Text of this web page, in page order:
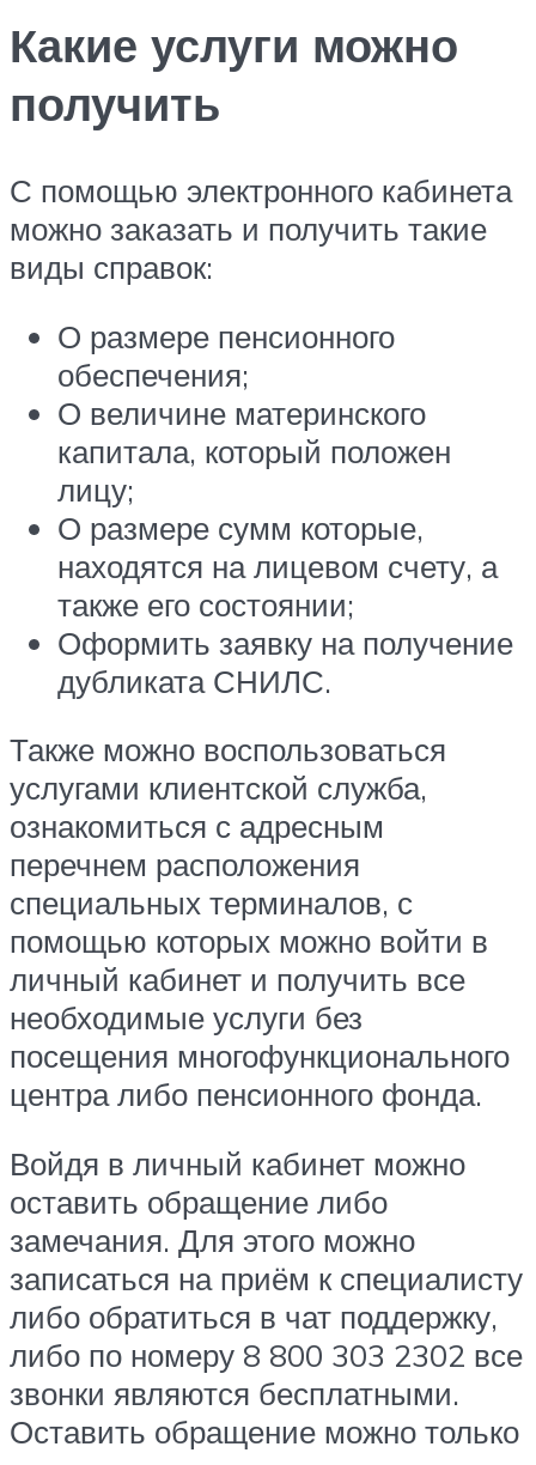
Какие услуги можно
получить
С помощью электронного кабинета
можно заказать и получить такие
виды справок:
О размере пенсионного
обеспечения;
О величине материнского
капитала, который положен
лицу;
О размере сумм которые,
находятся на лицевом счету, а
также его состоянии;
Оформить заявку на получение
дубликата СНИЛС.
Также можно воспользоваться
услугами клиентской служба,
ознакомиться с адресным
перечнем расположения
специальных терминалов, с
помощью которых можно войти в
личный кабинет и получить все
необходимые услуги без
посещения многофункционального
центра либо пенсионного фонда.
Войдя в личный кабинет можно
оставить обращение либо
замечания. Для этого можно
записаться на приём к специалисту
либо обратиться в чат поддержку,
либо по номеру 8 800 303 2302 все
звонки являются бесплатными.
Оставить обращение можно только